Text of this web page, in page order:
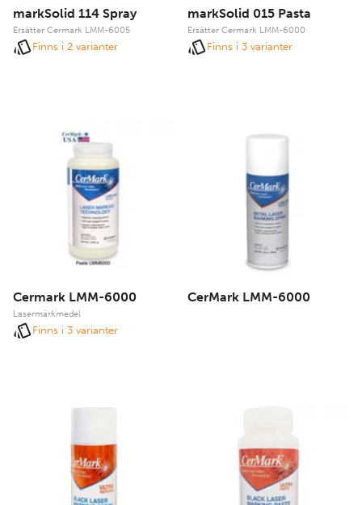
markSolid 114 Spray
Ersätter Cermark LMM-6005
Finns i 2 varianter
markSolid 015 Pasta
Ersätter Cermark LMM-6000
Finns i 3 varianter
Cermark LMM-6000
Lasermärkmedel
Finns i 3 varianter
CerMark LMM-6000